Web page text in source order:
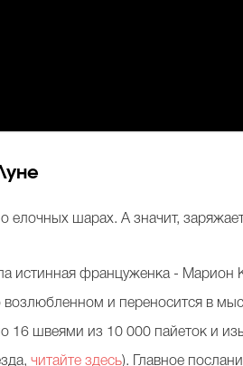
елочных шарах. А значит,
истинная француженка - Марион
и переносится в
16 швеями из 10 000 пайеток и
читайте здесь). Главное